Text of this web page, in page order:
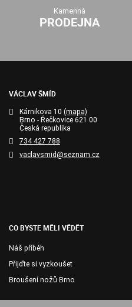
Kamenná
PRODEJNA
VÁCLAV ŠMÍD
Kárnikova 10 (mapa)
Brno - Řečkovice 621 00
Česká republika
734 427 788
vaclavsmid@seznam.cz
CO BYSTE MĚLI VĚDĚT
Náš příběh
Přijďte si vyzkoušet
Broušení nožů Brno